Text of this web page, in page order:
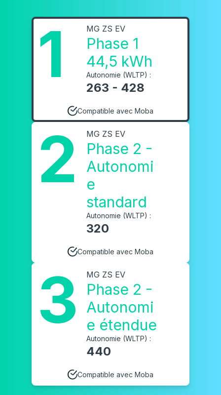
1 MG ZS EV
Phase 1
44,5 kWh
Autonomie (WLTP) :
263 - 428
Compatible avec Moba
2 MG ZS EV
Phase 2 -
Autonomi
e
standard
Autonomie (WLTP) :
320
Compatible avec Moba
3 MG ZS EV
Phase 2 -
Autonomi
e étendue
Autonomie (WLTP) :
440
Compatible avec Moba